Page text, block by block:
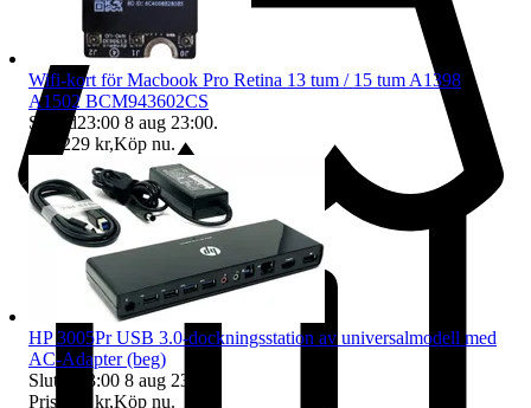
Wifi-kort för Macbook Pro Retina 13 tum / 15 tum A1398
A1502 BCM943602CS
Sluttid23:00 8 aug 23:00.
Pris:
229 kr,Köp nu.
HP 3005Pr USB 3.0-dockningsstation av universalmodell med
AC-Adapter (beg)
Sluttid
23:00 8 aug 23:00
Pris:
259 kr,Köp nu.